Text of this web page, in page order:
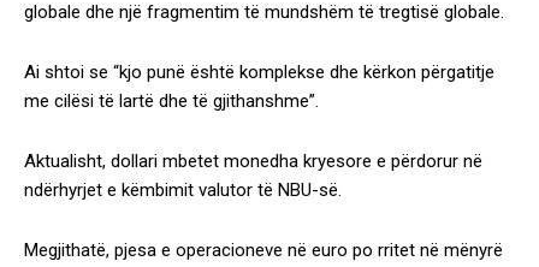
globale dhe një fragmentim të mundshëm të tregtisë globale.
Ai shtoi se “kjo punë është komplekse dhe kërkon përgatitje
me cilësi të lartë dhe të gjithanshme”.
Aktualisht, dollari mbetet monedha kryesore e përdorur në
ndërhyrjet e këmbimit valutor të NBU-së.
Megjithatë, pjesa e operacioneve në euro po rritet në mënyrë